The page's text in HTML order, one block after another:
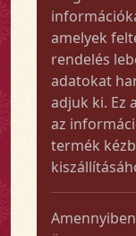
amelyek
rendelés
adatokat
adjuk ki. Ez
az
termék